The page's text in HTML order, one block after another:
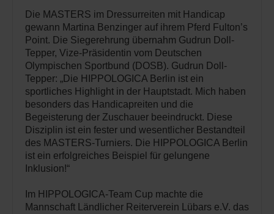
Die MASTERS im Dressurreiten mit Handicap
gewann Martina Benzinger auf ihrem Pferd Fulton’s
Point. Die Siegerehrung übernahm Gudrun Doll-
Tepper, Vize-Präsidentin vom Deutschen
Olympischen Sportbund (DOSB). Gudrun Doll-
Tepper: „Die HIPPOLOGICA Berlin ist ein
sportliches Highlight in der Hauptstadt. Mich haben
besonders das Handicapreiten und die
Begeisterung der Zuschauer beeindruckt. Diese
Disziplin ist ein fester und wesentlicher Bestandteil
des MASTERS-Turniers. Die HIPPOLOGICA Berlin
ist ein erfolgreiches Beispiel für gelungene
Inklusion!“
Im HIPPOLOGICA-Team Cup machte die
Mannschaft Ländlicher Reiterverein Lübars e.V. das